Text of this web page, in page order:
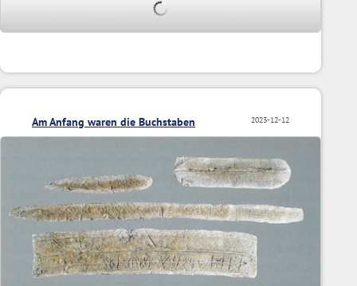
2023-12-12
Am Anfang waren die Buchstaben